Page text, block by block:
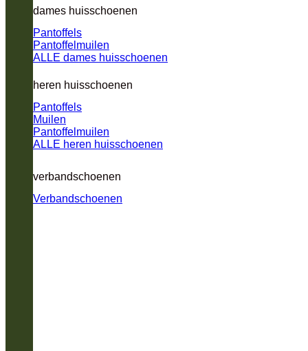
dames huisschoenen
Pantoffels
Pantoffelmuilen
ALLE dames huisschoenen
heren huisschoenen
Pantoffels
Muilen
Pantoffelmuilen
ALLE heren huisschoenen
verbandschoenen
Verbandschoenen